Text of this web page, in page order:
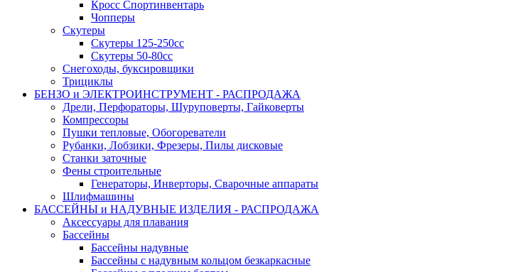
Кросс Спортинвентарь
Чопперы
Скутеры
Скутеры 125-250сс
Скутеры 50-80сс
Снегоходы, буксировщики
Трициклы
БЕНЗО и ЭЛЕКТРОИНСТРУМЕНТ - РАСПРОДАЖА
Дрели, Перфораторы, Шуруповерты, Гайковерты
Компрессоры
Пушки тепловые, Обогореватели
Рубанки, Лобзики, Фрезеры, Пилы дисковые
Станки заточные
Фены строительные
Генераторы, Инверторы, Сварочные аппараты
Шлифмашины
БАССЕЙНЫ и НАДУВНЫЕ ИЗДЕЛИЯ - РАСПРОДАЖА
Аксессуары для плавания
Бассейны
Бассейны надувные
Бассейны с надувным кольцом безкаркасные